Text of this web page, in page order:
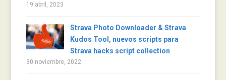
19 abril, 2023
Strava Photo Downloader & Strava
Kudos Tool, nuevos scripts para
Strava hacks script collection
30 noviembre, 2022